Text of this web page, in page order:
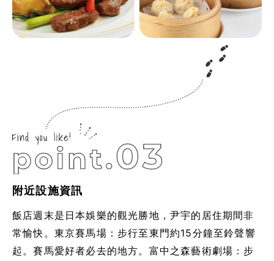
附近設施資訊
飯店週末是日本娛樂的觀光勝地，尹宇的居住期間非
常愉快。東京賽馬場：步行至東門約15分鐘至鈴聲響
起。賽馬愛好者必去的地方。富中之森藝術劇場：步